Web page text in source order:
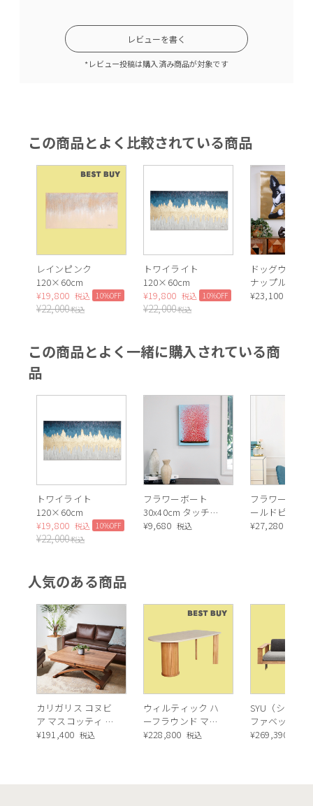
レビューを書く
*レビュー投稿は購入済み商品が対象です
この商品とよく比較されている商品
レインピンク
120×60cm
¥19,800 税込 10%OFF
¥22,000税込
トワイライト
120×60cm
¥19,800 税込 10%OFF
¥22,000税込
ドッグウィズ
ナップル
アート
¥23,100
この商品とよく一緒に購入されている商
品
トワイライト
120×60cm
¥19,800 税込 10%OFF
¥22,000税込
フラワーボート
30x40cm タッチド
ピクチャー
¥9,680 税込
フラワーボー
ールドピンク
100x80cm タ
¥27,280
人気のある商品
カリガリス コヌビ
ア マスコッティ 伸
長・昇降式テーブ
¥191,400 税込
ウィルティック ハ
ーフラウンド マテ
ィエラ塗装 ダイニ
¥228,800 税込
SYU（シュウ
ファベッド（
ュラル）
¥269,390